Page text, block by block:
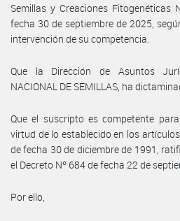
Semillas y Creaciones Fitogenéticas
fecha 30 de septiembre de 2025,
intervención de su competencia.
Que la Dirección de Asuntos
NACIONAL DE SEMILLAS, ha
Que el suscripto es competente
virtud de lo establecido en los
de fecha 30 de diciembre de 1991,
el Decreto Nº 684 de fecha 22 de
Por ello,